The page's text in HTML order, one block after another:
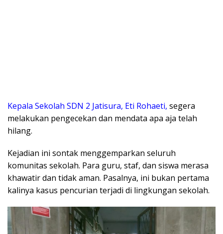
Kepala Sekolah SDN 2 Jatisura, Eti Rohaeti, segera
melakukan pengecekan dan mendata apa aja telah
hilang.
Kejadian ini sontak menggemparkan seluruh
komunitas sekolah. Para guru, staf, dan siswa merasa
khawatir dan tidak aman. Pasalnya, ini bukan pertama
kalinya kasus pencurian terjadi di lingkungan sekolah.